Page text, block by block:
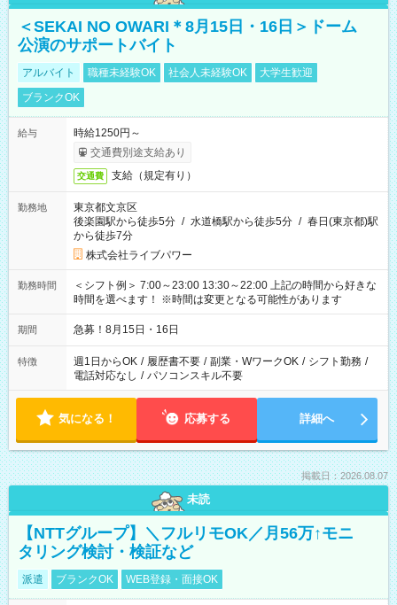
＜SEKAI NO OWARI＊8月15日・16日＞ドーム
公演のサポートバイト
アルバイト 職種未経験OK 社会人未経験OK
大学生歓迎
ブランクOK
給与
時給1250円～
交通費別途支給あり
交通費 支給（規定有り）
勤務地
東京都文京区
後楽園駅から徒歩5分 / 水道橋駅から徒歩5分 / 春日(東京都)駅
から徒歩7分
株式会社ライブパワー
勤務時間
＜シフト例＞ 7:00～23:00 13:30～22:00 上記の時間から好きな
時間を選べます！ ※時間は変更となる可能性があります
期間 急募！8月15日・16日
特徴 週1日からOK / 履歴書不要 / 副業・WワークOK / シフト勤務 /
電話対応なし / パソコンスキル不要
気になる！ 応募する 詳細へ
掲載日：2026.08.07
未読
【NTTグループ】＼フルリモOK／月56万↑モニ
タリング検討・検証など
派遣 ブランクOK WEB登録・面接OK